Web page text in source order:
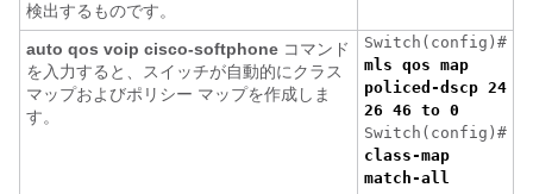
検出するものです。
auto qos voip cisco-softphone コマンド
を入力すると、スイッチが自動的にクラス
マップおよびポリシー マップを作成しま
す。
Switch(config)#
mls qos map
policed-dscp 24
26 46 to 0
Switch(config)#
class-map
match-all